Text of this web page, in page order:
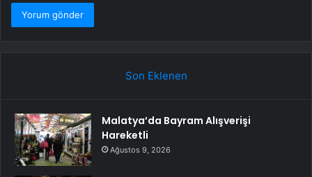
Son Eklenen
Malatya’da Bayram Alışverişi
Hareketli
Ağustos 9, 2026